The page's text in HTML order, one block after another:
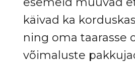
käivad ka
ning oma taarasse
võimaluste